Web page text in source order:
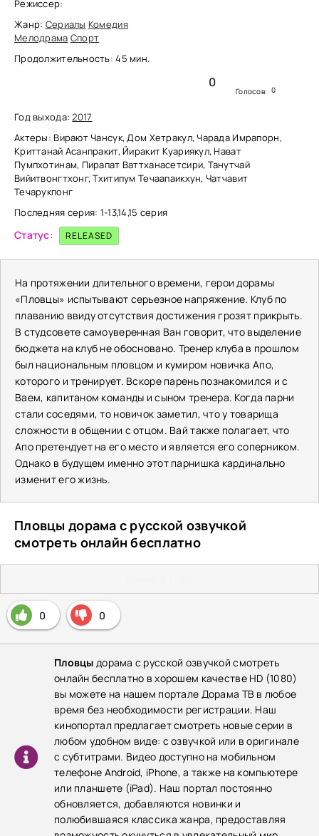
Режиссер:
Жанр: Сериалы Комедия
Мелодрама Спорт
Продолжительность: 45 мин.
0
Голосов: 0
Год выхода:2017
Актеры: Вирают Чансук, Дом Хетракул, Чарада Имрапорн,
Криттанай Асанпракит, Йиракит Куариякул, Нават
Пумпхотинам, Пирапат Ваттханасетсири, Танутчай
Вийитвонгтхонг, Тхитипум Течаапаикхун, Чатчавит
Течарукпонг
Последняя серия: 1-13,14,15 серия
Статус: RELEASED
На протяжении длительного времени, герои дорамы
«Пловцы» испытывают серьезное напряжение. Клуб по
плаванию ввиду отсутствия достижения грозят прикрыть.
В студсовете самоуверенная Ван говорит, что выделение
бюджета на клуб не обосновано. Тренер клуба в прошлом
был национальным пловцом и кумиром новичка Апо,
которого и тренирует. Вскоре парень познакомился и с
Ваем, капитаном команды и сыном тренера. Когда парни
стали соседями, то новичок заметил, что у товарища
сложности в общении с отцом. Вай также полагает, что
Апо претендует на его место и является его соперником.
Однако в будущем именно этот парнишка кардинально
изменит его жизнь.
Пловцы дорама с русской озвучкой
смотреть онлайн бесплатно
0 0
Пловцы дорама с русской озвучкой смотреть
онлайн бесплатно в хорошем качестве HD (1080)
вы можете на нашем портале Дорама ТВ в любое
время без необходимости регистрации. Наш
кинопортал предлагает смотреть новые серии в
любом удобном виде: с озвучкой или в оригинале
с субтитрами. Видео доступно на мобильном
телефоне Android, iPhone, а также на компьютере
или планшете (iPad). Наш портал постоянно
обновляется, добавляются новинки и
полюбившаяся классика жанра, предоставляя